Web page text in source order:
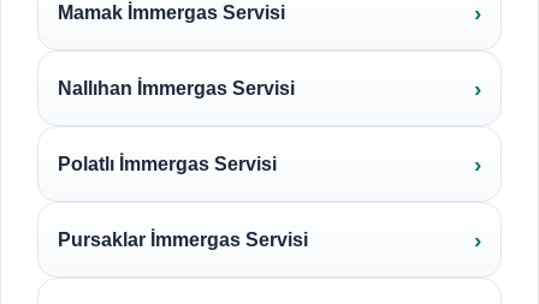
Mamak İmmergas Servisi
Nallıhan İmmergas Servisi
Polatlı İmmergas Servisi
Pursaklar İmmergas Servisi